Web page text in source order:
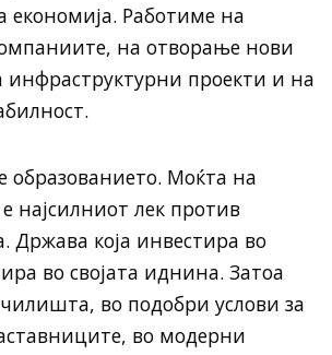
Работиме на
на отворање нови
инфраструктурни проекти и на
образованието. Моќта на
најсилниот лек против
Држава која инвестира во
во својата иднина. Затоа
во подобри услови за
во модерни